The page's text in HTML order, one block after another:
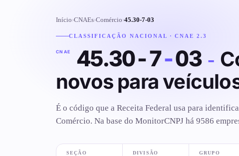
Início›CNAEs›Comércio›45.30-7-03
CLASSIFICAÇÃO NACIONAL · CNAE 2.3
CNAE 45.30-7-03-
novos para
É o código que a Receita Federal usa para
Comércio. Na base do MonitorCNPJ há 9586
SEÇÃO DIVISÃO GRUPO